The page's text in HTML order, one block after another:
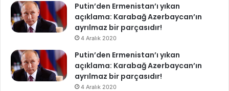
Putin’den Ermenistan’ı yıkan
açıklama: Karabağ Azerbaycan’ın
ayrılmaz bir parçasıdır!
4 Aralık 2020
Putin’den Ermenistan’ı yıkan
açıklama: Karabağ Azerbaycan’ın
ayrılmaz bir parçasıdır!
4 Aralık 2020